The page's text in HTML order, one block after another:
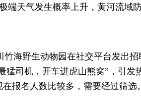
端天气发生概率上升，黄河流域
竹海野生动物园在社交平台发出
猛司机，开车进虎山熊窝”，引发
报名人数比较多，需要经过筛选